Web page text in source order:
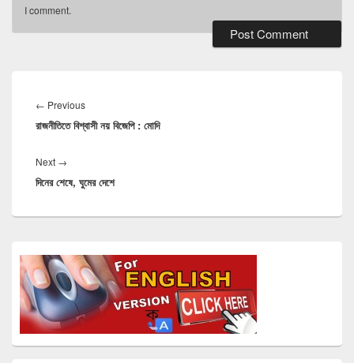
I comment.
navigation
← PreviousPrevious
post:
রাজনীতিতে বিশ্বাসী নয় বিজেপি : মোদি
Next →
post:
দিনের শেষে, ঘুমের দেশে
Sidebar
Widget
Area